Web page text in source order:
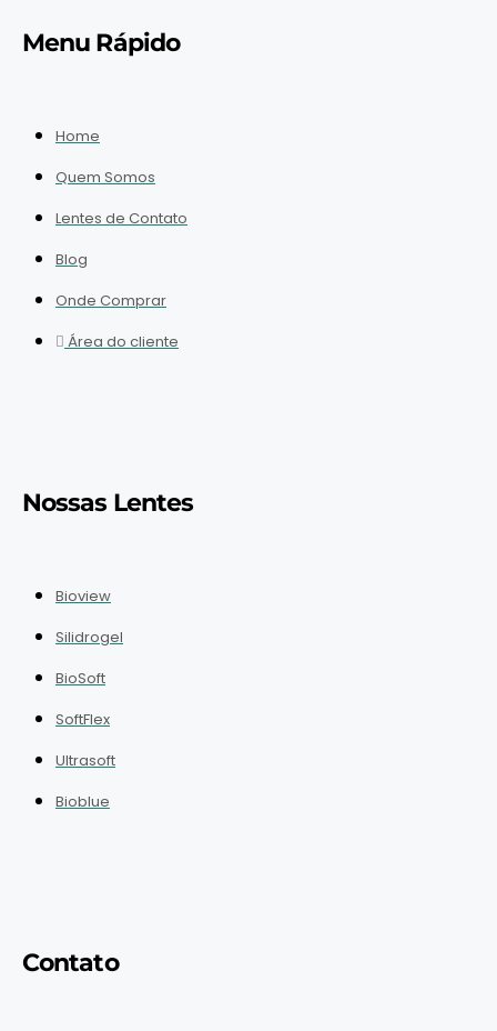
Menu Rápido
Home
Quem Somos
Lentes de Contato
Blog
Onde Comprar
Área do cliente
Nossas Lentes
Bioview
Silidrogel
BioSoft
SoftFlex
Ultrasoft
Bioblue
Contato